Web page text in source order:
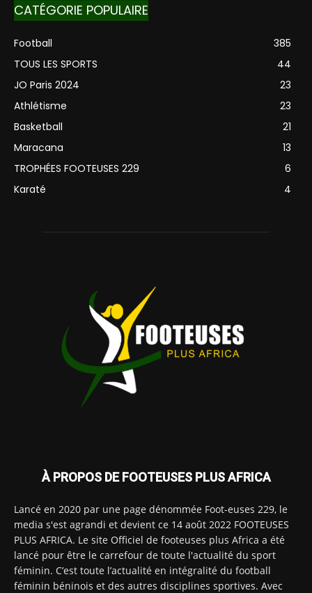
CATÉGORIE POPULAIRE
Football
385
TOUS LES SPORTS
44
JO Paris 2024
23
Athlétisme
23
Basketball
21
Maracana
13
TROPHÉES FOOTEUSES 229
6
Karaté
4
À PROPOS DE FOOTEUSES PLUS AFRICA
Lancé en 2020 par une page dénommée Foot-euses 229, le
media s'est agrandi et devient ce 14 août 2022 FOOTEUSES
PLUS AFRICA. Le site Officiel de footeuses plus Africa a été
lancé pour être le carrefour de toute l'actualité du sport
féminin. C’est toute l’actualité en intégralité du football
féminin béninois et des autres disciplines sportives. Avec